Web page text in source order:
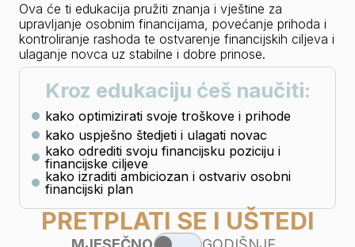
Ova će ti edukacija pružiti znanja i vještine za
upravljanje osobnim financijama, povećanje prihoda i
kontroliranje rashoda te ostvarenje financijskih ciljeva i
ulaganje novca uz stabilne i dobre prinose.
Kroz edukaciju ćeš naučiti:
kako optimizirati svoje troškove i prihode
kako uspješno štedjeti i ulagati novac
kako odrediti svoju financijsku poziciju i
financijske ciljeve
kako izraditi ambiciozan i ostvariv osobni
financijski plan
PRETPLATI SE I UŠTEDI